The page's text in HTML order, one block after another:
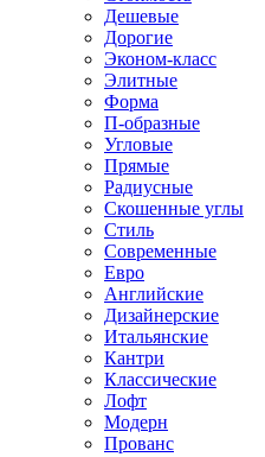
Дешевые
Дорогие
Эконом-класс
Элитные
Форма
П-образные
Угловые
Прямые
Радиусные
Скошенные углы
Стиль
Современные
Евро
Английские
Дизайнерские
Итальянские
Кантри
Классические
Лофт
Модерн
Прованс